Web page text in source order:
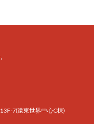
7(遠東世界中心C棟)